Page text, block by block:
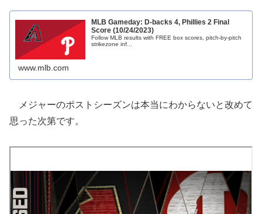
MLB Gameday: D-backs 4, Phillies 2 Final
Score (10/24/2023)
Follow MLB results with FREE box scores, pitch-by-pitch
strikezone inf...
www.mlb.com
メジャーのポストシーズンは本当にわからないと改めて
思った次第です。